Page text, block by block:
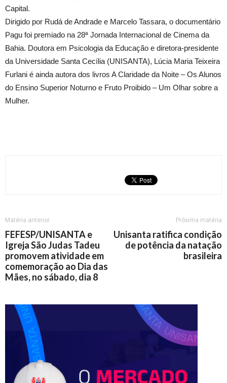
Capital.
Dirigido por Rudá de Andrade e Marcelo Tassara, o documentário
Pagu foi premiado na 28ª Jornada Internacional de Cinema da
Bahia. Doutora em Psicologia da Educação e diretora-presidente
da Universidade Santa Cecília (UNISANTA), Lúcia Maria Teixeira
Furlani é ainda autora dos livros A Claridade da Noite – Os Alunos
do Ensino Superior Noturno e Fruto Proibido – Um Olhar sobre a
Mulher.
Matéria anterior
FEFESP/UNISANTA e
Igreja São Judas Tadeu
promovem atividade em
comemoração ao Dia das
Mães, no sábado, dia 8
Próxima matéria
Unisanta ratifica condição
de potência da natação
brasileira